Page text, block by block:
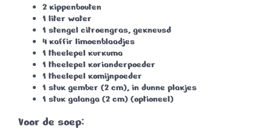
2 kippenbouten
1 liter water
1 stengel citroengras, gekneusd
4 kaffir limoenblaadjes
1 theelepel kurkuma
1 theelepel korianderpoeder
1 theelepel komijnpoeder
1 stuk gember (2 cm), in dunne plakjes
1 stuk galanga (2 cm) (optioneel)
Voor de soep: